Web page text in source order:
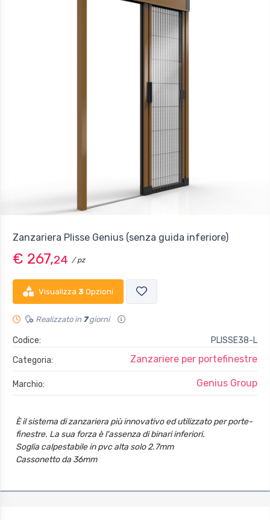
Zanzariera Plisse Genius (senza guida inferiore)
€ 267,24 / pz
Visualizza 3 Opzioni
Realizzato in 7giorni
Codice:
PLISSE38-L
Categoria:
Zanzariere per portefinestre
Marchio: Genius Group
È il sistema di zanzariera più innovativo ed utilizzato per porte-
finestre. La sua forza è l'assenza di binari inferiori.
Soglia calpestabile in pvc alta solo 2.7mm
Cassonetto da 36mm